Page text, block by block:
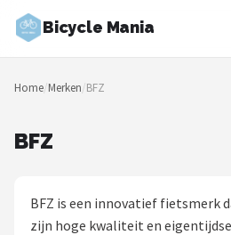
Bicycle Mania
Zoeken
NAVIGATIE
Blog
Home/Merken/BFZ
BFZ
BFZ is een innovatief fietsmerk
zijn hoge kwaliteit en